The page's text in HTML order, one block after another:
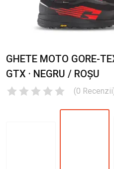
GHETE MOTO GORE-
GTX · NEGRU / ROȘU
(0 Recenzii